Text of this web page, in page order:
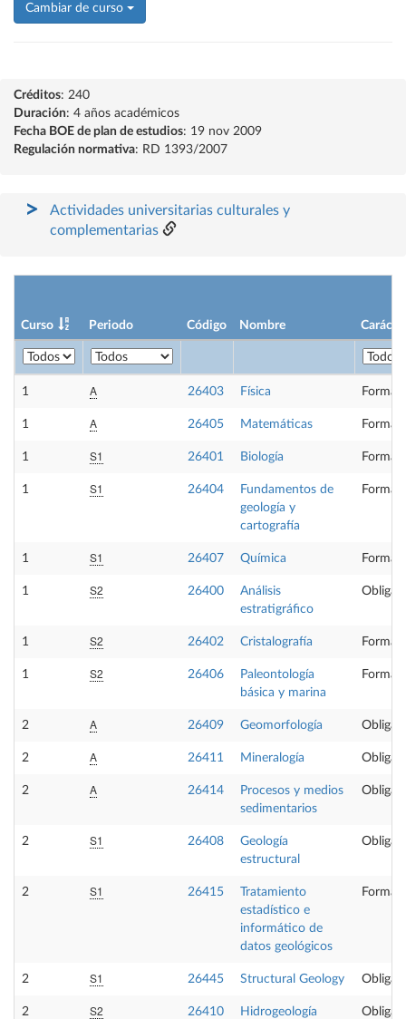
Cambiar de curso
Créditos: 240
Duración: 4 años académicos
Fecha BOE de plan de estudios: 19 nov 2009
Regulación normativa: RD 1393/2007
Actividades universitarias culturales y
complementarias
Curso Periodo Código Nombre
1 A 26403 Física
1 A 26405 Matemáticas
1 S1 26401 Biología
1 S1 26404
Fundamentos de
geología y
cartografía
1 S1 26407 Química
1 S2 26400
Análisis
estratigráfico
1 S2 26402 Cristalografía
1 S2 26406
Paleontología
básica y marina
2 A 26409 Geomorfología
2 A 26411 Mineralogía
2 A 26414
Procesos y medios
sedimentarios
2 S1 26408
Geología
estructural
2 S1 26415
Tratamiento
estadístico e
informático de
datos geológicos
2 S1 26445 Structural Geology
2 S2 26410 Hidrogeología